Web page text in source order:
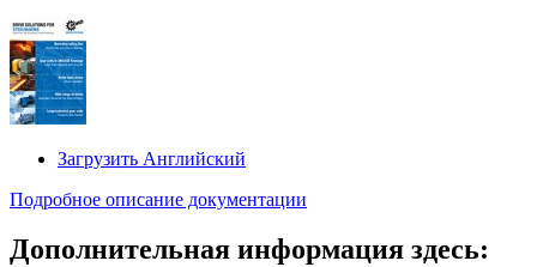
Загрузить Английский
Подробное описание документации
Дополнительная информация здесь: